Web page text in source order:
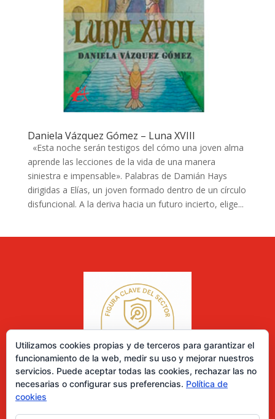
Daniela Vázquez Gómez – Luna XVIII
«Esta noche serán testigos del cómo una joven alma
aprende las lecciones de la vida de una manera
siniestra e impensable». Palabras de Damián Hays
dirigidas a Elías, un joven formado dentro de un círculo
disfuncional. A la deriva hacia un futuro incierto, elige...
Utilizamos cookies propias y de terceros para garantizar el
funcionamiento de la web, medir su uso y mejorar nuestros
servicios. Puede aceptar todas las cookies, rechazar las no
necesarias o configurar sus preferencias. Política de
cookies